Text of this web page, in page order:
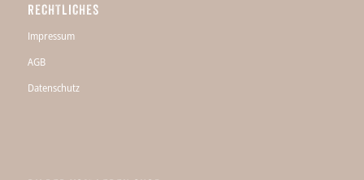
RECHTLICHES
Impressum
AGB
Datenschutz